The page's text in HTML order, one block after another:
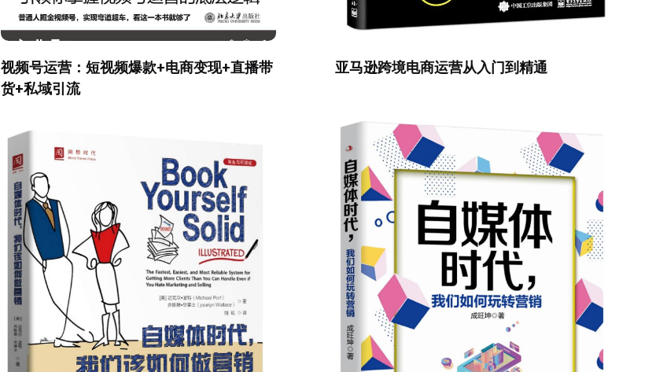
视频号运营：短视频爆款+电商变现+直播带
货+私域引流
亚马逊跨境电商运营从入门到精通